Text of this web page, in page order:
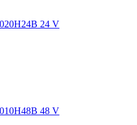
24 V
48 V